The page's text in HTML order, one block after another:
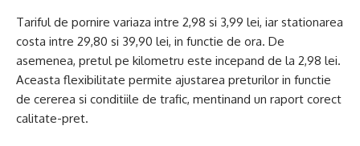
Tariful de pornire variaza intre 2,98 si 3,99 lei, iar stationarea
costa intre 29,80 si 39,90 lei, in functie de ora. De
asemenea, pretul pe kilometru este incepand de la 2,98 lei.
Aceasta flexibilitate permite ajustarea preturilor in functie
de cererea si conditiile de trafic, mentinand un raport corect
calitate-pret.